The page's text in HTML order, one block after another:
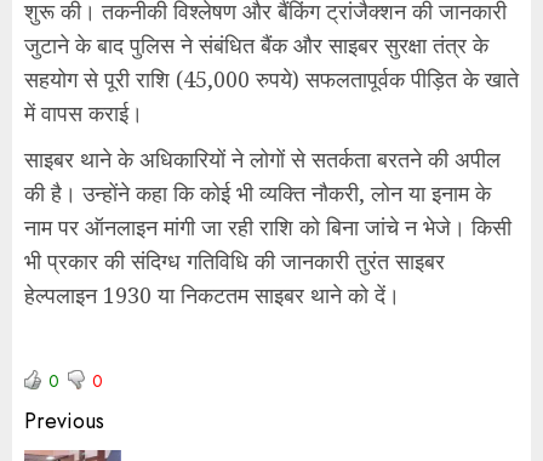
शुरू की। तकनीकी विश्लेषण और बैंकिंग ट्रांजैक्शन की जानकारी
जुटाने के बाद पुलिस ने संबंधित बैंक और साइबर सुरक्षा तंत्र के
सहयोग से पूरी राशि (45,000 रुपये) सफलतापूर्वक पीड़ित के खाते
में वापस कराई।
साइबर थाने के अधिकारियों ने लोगों से सतर्कता बरतने की अपील
की है। उन्होंने कहा कि कोई भी व्यक्ति नौकरी, लोन या इनाम के
नाम पर ऑनलाइन मांगी जा रही राशि को बिना जांचे न भेजे। किसी
भी प्रकार की संदिग्ध गतिविधि की जानकारी तुरंत साइबर
हेल्पलाइन 1930 या निकटतम साइबर थाने को दें।
0 0
Previous